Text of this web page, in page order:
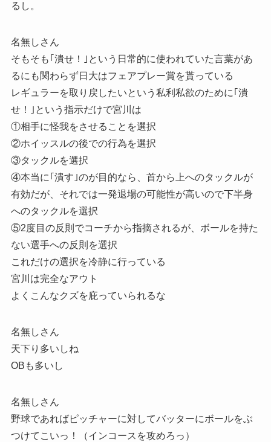
るし。
名無しさん
そもそも｢潰せ！｣という日常的に使われていた言葉があ
るにも関わらず日大はフェアプレー賞を貰っている
レギュラーを取り戻したいという私利私欲のために｢潰
せ！｣という指示だけで宮川は
①相手に怪我をさせることを選択
②ホイッスルの後での行為を選択
③タックルを選択
④本当に｢潰す｣のが目的なら、首から上へのタックルが
有効だが、それでは一発退場の可能性が高いので下半身
へのタックルを選択
⑤2度目の反則でコーチから指摘されるが、ボールを持た
ない選手への反則を選択
これだけの選択を冷静に行っている
宮川は完全なアウト
よくこんなクズを庇っていられるな
名無しさん
天下り多いしね
OBも多いし
名無しさん
野球であればピッチャーに対してバッターにボールをぶ
つけてこいっ！（インコースを攻めろっ）